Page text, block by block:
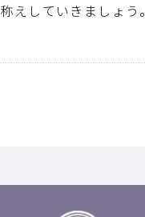
称えしていきましょう。